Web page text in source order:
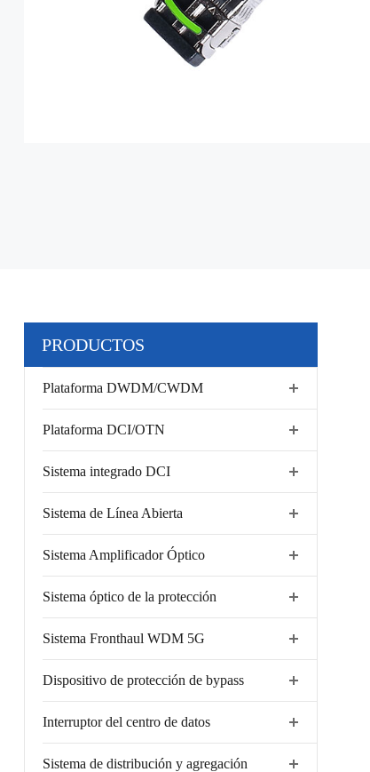
PRODUCTOS
Plataforma DWDM/CWDM
Plataforma DCI/OTN
Sistema integrado DCI
Sistema de Línea Abierta
Sistema Amplificador Óptico
Sistema óptico de la protección
Sistema Fronthaul WDM 5G
Dispositivo de protección de bypass
Interruptor del centro de datos
Sistema de distribución y agregación